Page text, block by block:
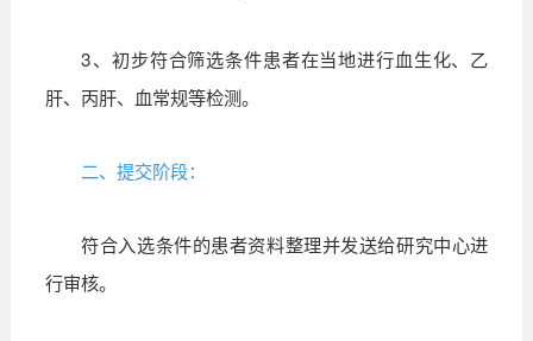
3、初步符合筛选条件患者在当地进行血生化、乙
肝、丙肝、血常规等检测。
二、提交阶段：
符合入选条件的患者资料整理并发送给研究中心进
行审核。